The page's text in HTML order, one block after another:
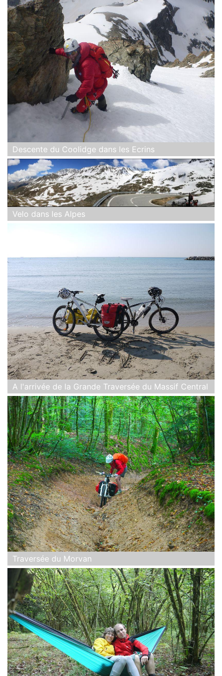
Descente du Coolidge dans les Ecrins
Velo dans les Alpes
A l'arrivée de la Grande Traversée du Massif Central
Traversée du Morvan